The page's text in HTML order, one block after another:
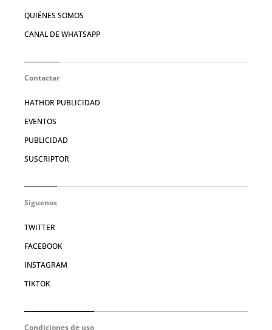
QUIÉNES SOMOS
CANAL DE WHATSAPP
Contactar
HATHOR PUBLICIDAD
EVENTOS
PUBLICIDAD
SUSCRIPTOR
Síguenos
TWITTER
FACEBOOK
INSTAGRAM
TIKTOK
Condiciones de uso